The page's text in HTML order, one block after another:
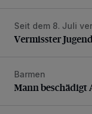
Vermisster
Seit dem 8. Juli
Vermisster
Mann beschädigt
Barmen
Mann beschädigt